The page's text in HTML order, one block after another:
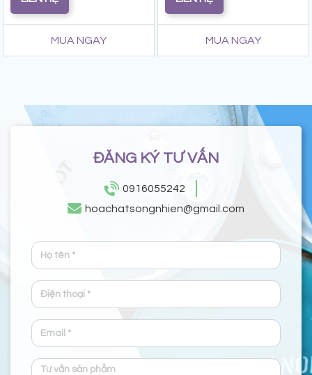
MUA NGAY MUA NGAY
ĐĂNG KÝ TƯ VẤN
0916055242
hoachatsongnhien@gmail.com